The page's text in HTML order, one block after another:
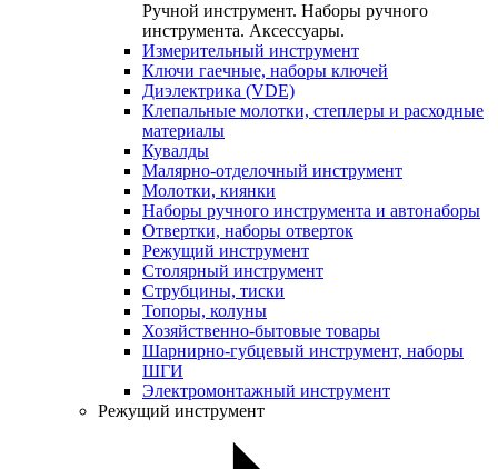
Ручной инструмент. Наборы ручного
инструмента. Аксессуары.
Измерительный инструмент
Ключи гаечные, наборы ключей
Диэлектрика (VDE)
Клепальные молотки, степлеры и расходные
материалы
Кувалды
Малярно-отделочный инструмент
Молотки, киянки
Наборы ручного инструмента и автонаборы
Отвертки, наборы отверток
Режущий инструмент
Столярный инструмент
Струбцины, тиски
Топоры, колуны
Хозяйственно-бытовые товары
Шарнирно-губцевый инструмент, наборы
ШГИ
Электромонтажный инструмент
Режущий инструмент